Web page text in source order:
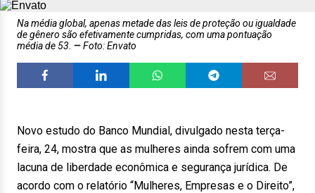
Na média global, apenas metade das leis de proteção ou igualdade
de gênero são efetivamente cumpridas, com uma pontuação
média de 53.
Foto: Envato
Novo estudo do Banco Mundial, divulgado nesta terça-
feira, 24, mostra que as mulheres ainda sofrem com uma
lacuna de liberdade econômica e segurança jurídica. De
acordo com o relatório “Mulheres, Empresas e o Direito”,